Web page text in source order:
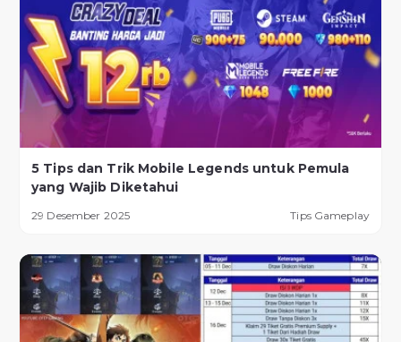
5 Tips dan Trik Mobile Legends untuk Pemula
yang Wajib Diketahui
29 Desember 2025 Tips Gameplay